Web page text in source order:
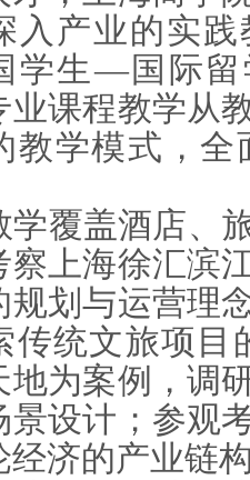
入产业的实
学生—国际
业课程教学从
教学模式，
学覆盖酒店、
察上海徐汇滨
规划与运营理
传统文旅项目
地为案例，调
景设计；参观
经济的产业链